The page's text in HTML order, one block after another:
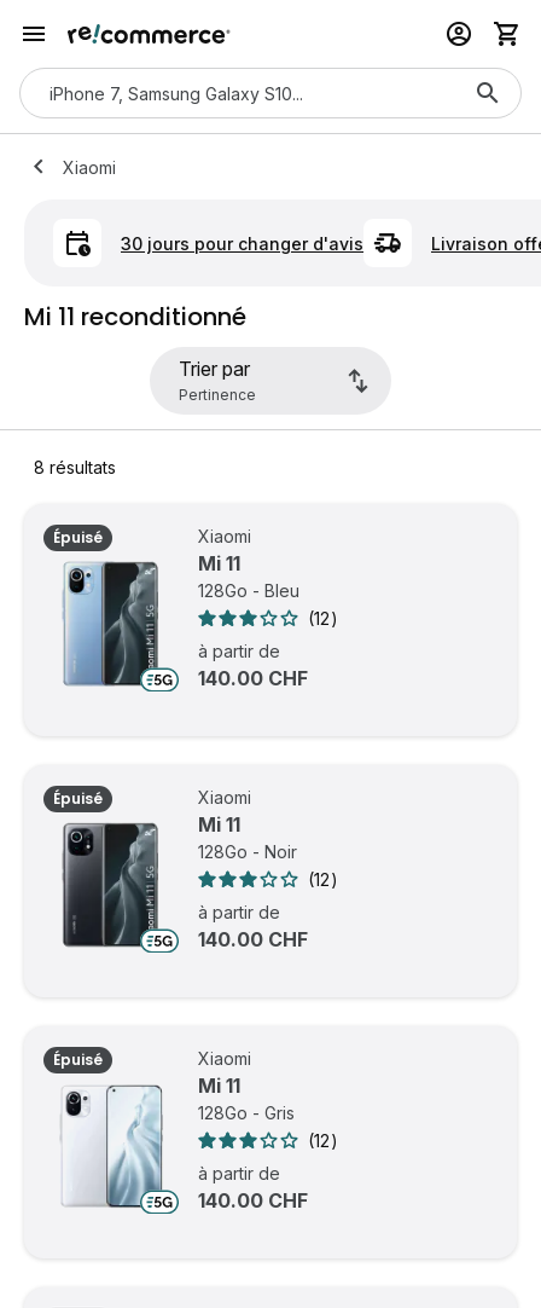
Xiaomi
30 jours pour changer d'avis Livraison
Mi 11 reconditionné
Trier par
8 résultats
Épuisé Xiaomi
Mi 11
128Go - Bleu
12
à partir de
140.00 CHF
Épuisé Xiaomi
Mi 11
128Go - Noir
12
à partir de
140.00 CHF
Épuisé Xiaomi
Mi 11
128Go - Gris
12
à partir de
140.00 CHF